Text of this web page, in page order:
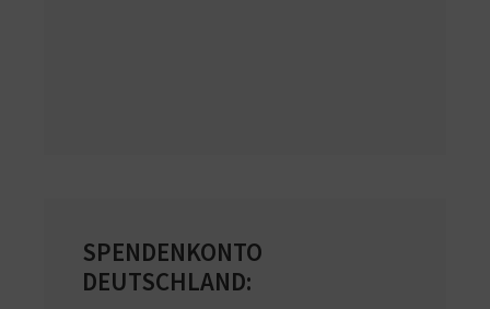
SPENDENKONTO
DEUTSCHLAND: